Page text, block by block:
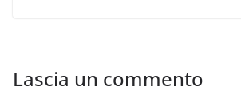
Lascia un commento